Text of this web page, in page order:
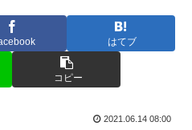
はてブ
コピー
2021.06.14 08:00